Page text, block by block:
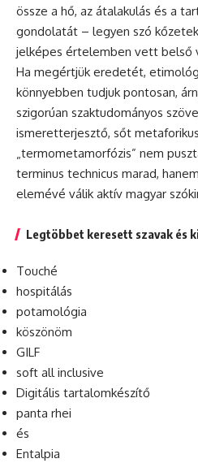
össze a hő, az átalakulás és a
gondolatát – legyen szó
jelképes értelemben vett belső
Ha megértjük eredetét,
könnyebben tudjuk pontosan,
szigorúan szaktudományos
ismeretterjesztő, sőt
„termometamorfózis” nem
terminus technicus marad,
elemévé válik aktív magyar
Legtöbbet keresett szavak és
Touché
hospitálás
potamológia
köszönöm
GILF
soft all inclusive
Digitális tartalomkészítő
panta rhei
és
Entalpia